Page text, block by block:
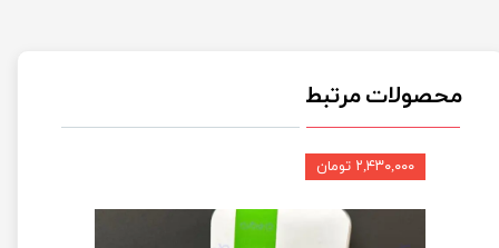
محصولات مرتبط
۲,۴۳۰,۰۰۰ تومان